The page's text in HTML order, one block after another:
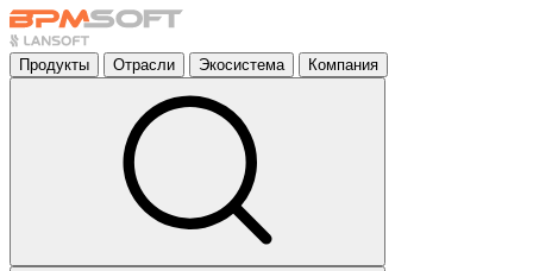
Продукты Отрасли Экосистема Компания